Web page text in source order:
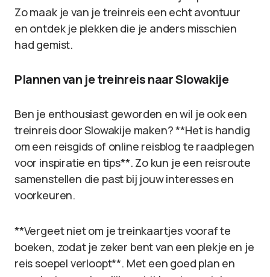
Zo maak je van je treinreis een echt avontuur
en ontdek je plekken die je anders misschien
had gemist.
Plannen van je treinreis naar Slowakije
Ben je enthousiast geworden en wil je ook een
treinreis door Slowakije maken? **Het is handig
om een reisgids of online reisblog te raadplegen
voor inspiratie en tips**. Zo kun je een reisroute
samenstellen die past bij jouw interesses en
voorkeuren.
**Vergeet niet om je treinkaartjes vooraf te
boeken, zodat je zeker bent van een plekje en je
reis soepel verloopt**. Met een goed plan en